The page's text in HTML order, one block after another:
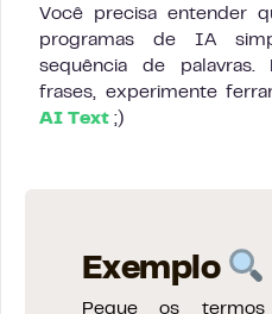
Você precisa entender
programas de IA
sequência de palavras.
frases, experimente
AI Text ;)
Exemplo
Pegue os